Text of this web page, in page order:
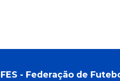
FES - Federação de